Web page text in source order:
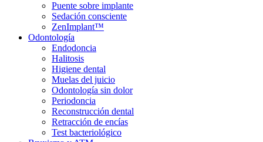
Puente sobre implante
Sedación consciente
ZenImplant™
Odontología
Endodoncia
Halitosis
Higiene dental
Muelas del juicio
Odontología sin dolor
Periodoncia
Reconstrucción dental
Retracción de encías
Test bacteriológico